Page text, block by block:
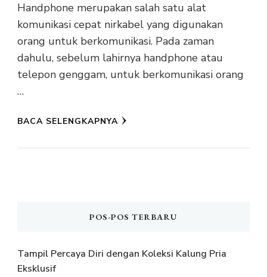
Handphone merupakan salah satu alat
komunikasi cepat nirkabel yang digunakan
orang untuk berkomunikasi. Pada zaman
dahulu, sebelum lahirnya handphone atau
telepon genggam, untuk berkomunikasi orang
…
BACA SELENGKAPNYA
POS-POS TERBARU
Tampil Percaya Diri dengan Koleksi Kalung Pria
Eksklusif